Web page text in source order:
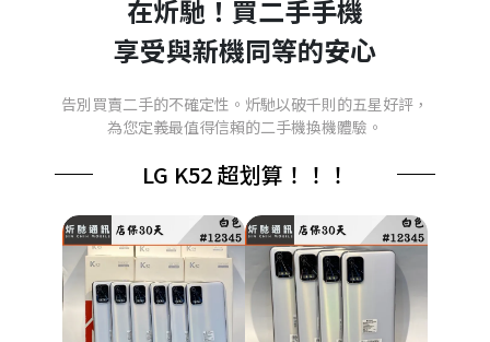
在炘馳！買二手手機
享受與新機同等的安心
告別買賣二手的不確定性。炘馳以破千則的五星好評，
為您定義最值得信賴的二手機換機體驗。
LG K52 超划算！！！